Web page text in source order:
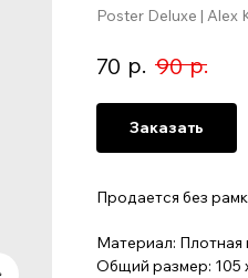
Poster Deluxe | Alex
70 р. 90 р.
Заказать
Продается без
Материал: Плотная
Общий размер: 105